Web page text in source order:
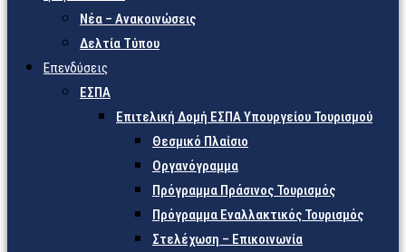
Νέα – Ανακοινώσεις
Δελτία Τύπου
Επενδύσεις
ΕΣΠΑ
Επιτελική Δομή ΕΣΠΑ Υπουργείου Τουρισμού
Θεσμικό Πλαίσιο
Οργανόγραμμα
Πρόγραμμα Πράσινος Τουρισμός
Πρόγραμμα Εναλλακτικός Τουρισμός
Στελέχωση – Επικοινωνία